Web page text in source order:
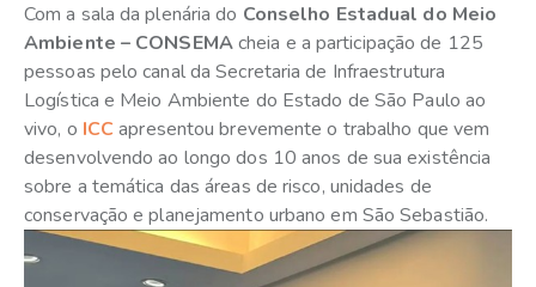
Com a sala da plenária do Conselho Estadual do Meio
Ambiente – CONSEMAcheia e a participação de 125
pessoas pelo canal da Secretaria de Infraestrutura
Logística e Meio Ambiente do Estado de São Paulo ao
vivo, o ICC apresentou brevemente o trabalho que vem
desenvolvendo ao longo dos 10 anos de sua existência
sobre a temática das áreas de risco, unidades de
conservação e planejamento urbano em São Sebastião.